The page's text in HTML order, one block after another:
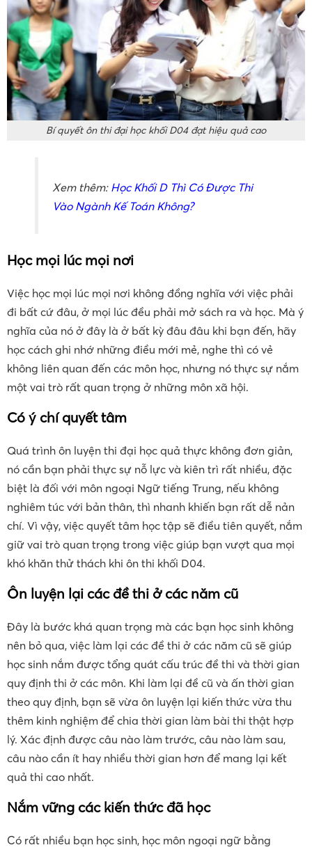
Bí quyết ôn thi đại học khối D04 đạt hiệu quả cao
Xem thêm: Học Khối D Thì Có Được Thi
Vào Ngành Kế Toán Không?
Học mọi lúc mọi nơi
Việc học mọi lúc mọi nơi không đồng nghĩa với việc phải
đi bất cứ đâu, ở mọi lúc đều phải mở sách ra và học. Mà ý
nghĩa của nó ở đây là ở bất kỳ đâu đâu khi bạn đến, hãy
học cách ghi nhớ những điều mới mẻ, nghe thì có vẻ
không liên quan đến các môn học, nhưng nó thực sự nắm
một vai trò rất quan trọng ở những môn xã hội.
Có ý chí quyết tâm
Quá trình ôn luyện thi đại học quả thực không đơn giản,
nó cần bạn phải thực sự nỗ lực và kiên trì rất nhiều, đặc
biệt là đối với môn ngoại Ngữ tiếng Trung, nếu không
nghiêm túc với bản thân, thì nhanh khiến bạn rất dễ nản
chí. Vì vậy, việc quyết tâm học tập sẽ điều tiên quyết, nắm
giữ vai trò quan trọng trong việc giúp bạn vượt qua mọi
khó khăn thử thách khi ôn thi khối D04.
Ôn luyện lại các đề thi ở các năm cũ
Đây là bước khá quan trọng mà các bạn học sinh không
nên bỏ qua, việc làm lại các đề thi ở các năm cũ sẽ giúp
học sinh nắm được tổng quát cấu trúc đề thi và thời gian
quy định thi ở các môn. Khi làm lại đề cũ và ấn thời gian
theo quy định, bạn sẽ vừa ôn luyện lại kiến thức vừa thu
thêm kinh nghiệm để chia thời gian làm bài thi thật hợp
lý. Xác định được câu nào làm trước, câu nào làm sau,
câu nào cần ít hay nhiều thời gian hơn để mang lại kết
quả thi cao nhất.
Nắm vững các kiến thức đã học
Có rất nhiều bạn học sinh, học môn ngoại ngữ bằng